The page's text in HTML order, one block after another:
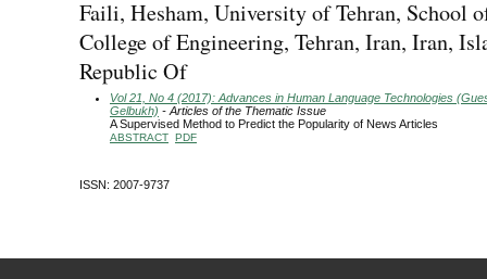
Faili, Hesham, University of Tehran, School
College of Engineering, Tehran, Iran, Iran,
Republic Of
Vol 21, No 4 (2017): Advances in Human Language Technologies
Gelbukh) - Articles of the Thematic Issue
A Supervised Method to Predict the Popularity of News Articles
ABSTRACT PDF
ISSN: 2007-9737